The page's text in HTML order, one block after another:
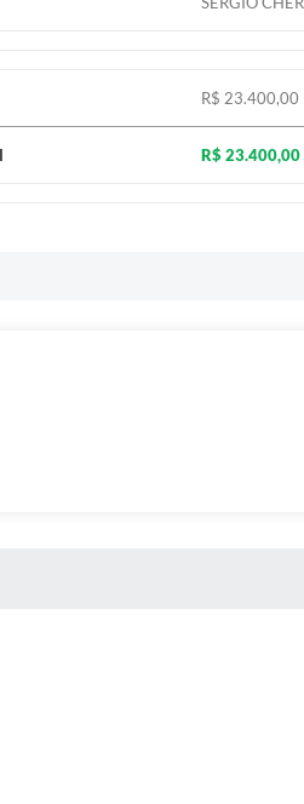
R$ 23.400,00
R$ 23.400,00